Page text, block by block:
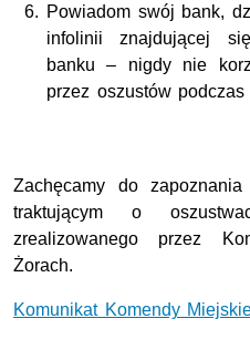
Powiadom swój bank,
infolinii znajdującej
banku – nigdy nie
przez oszustów podczas
Zachęcamy do
traktującym o
zrealizowanego przez
Żorach.
Komunikat Komendy